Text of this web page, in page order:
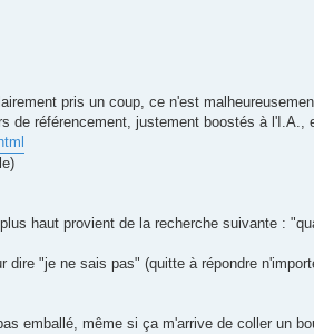
pris un coup, ce n'est
de référencement, justement boostés à l'I.A.,
haut provient de la recherche suivante :
dire "je ne sais pas" (quitte à répondre
emballé, même si ça m'arrive de coller un